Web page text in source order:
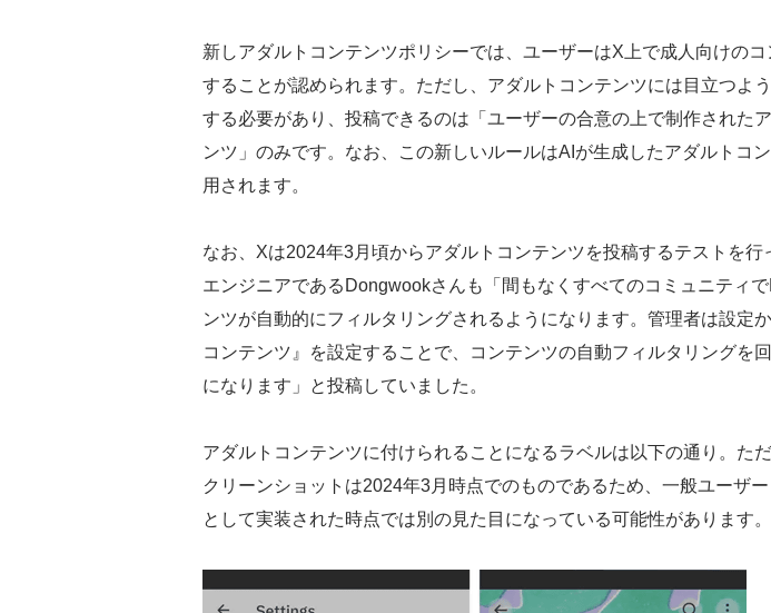
新しアダルトコンテンツポリシーでは、ユーザーはX上で成人向けの
することが認められます。ただし、アダルトコンテンツには目立つよ
する必要があり、投稿できるのは「ユーザーの合意の上で制作された
ンツ」のみです。なお、この新しいルールはAIが生成したアダルトコ
用されます。
なお、Xは2024年3月頃からアダルトコンテンツを投稿するテストを行
エンジニアであるDongwookさんも「間もなくすべてのコミュニティ
ンツが自動的にフィルタリングされるようになります。管理者は設定
コンテンツ』を設定することで、コンテンツの自動フィルタリングを
になります」と投稿していました。
アダルトコンテンツに付けられることになるラベルは以下の通り。た
クリーンショットは2024年3月時点でのものであるため、一般ユーザ
として実装された時点では別の見た目になっている可能性があります。